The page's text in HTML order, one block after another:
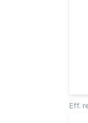
Eff.